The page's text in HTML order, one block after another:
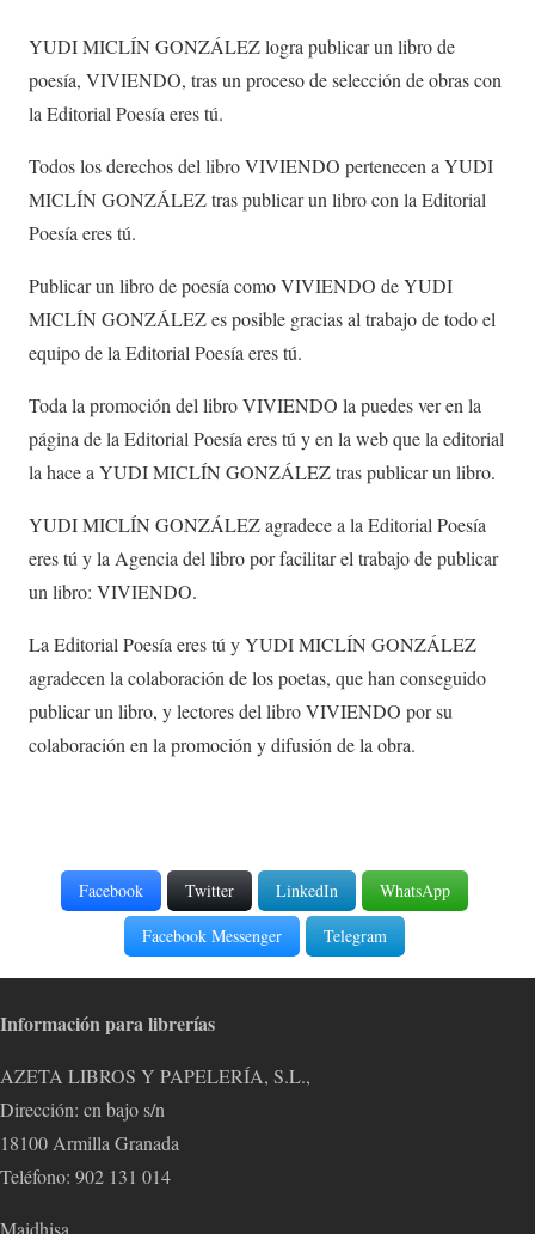
YUDI MICLÍN GONZÁLEZ logra publicar un libro de
poesía, VIVIENDO, tras un proceso de selección de obras con
la Editorial Poesía eres tú.
Todos los derechos del libro VIVIENDO pertenecen a YUDI
MICLÍN GONZÁLEZ tras publicar un libro con la Editorial
Poesía eres tú.
Publicar un libro de poesía como VIVIENDO de YUDI
MICLÍN GONZÁLEZ es posible gracias al trabajo de todo el
equipo de la Editorial Poesía eres tú.
Toda la promoción del libro VIVIENDO la puedes ver en la
página de la Editorial Poesía eres tú y en la web que la editorial
la hace a YUDI MICLÍN GONZÁLEZ tras publicar un libro.
YUDI MICLÍN GONZÁLEZ agradece a la Editorial Poesía
eres tú y la Agencia del libro por facilitar el trabajo de publicar
un libro: VIVIENDO.
La Editorial Poesía eres tú y YUDI MICLÍN GONZÁLEZ
agradecen la colaboración de los poetas, que han conseguido
publicar un libro, y lectores del libro VIVIENDO por su
colaboración en la promoción y difusión de la obra.
Facebook Twitter LinkedIn
WhatsApp
Facebook Messenger
Telegram
Información para librerías
AZETA LIBROS Y PAPELERÍA, S.L.,
Dirección: cn bajo s/n
18100 Armilla Granada
Teléfono: 902 131 014
Maidhisa